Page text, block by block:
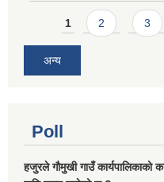
Pages
1 2 3
अन्य
Poll
हजुरले गौमुखी गाउँ कार्यपालिकाको